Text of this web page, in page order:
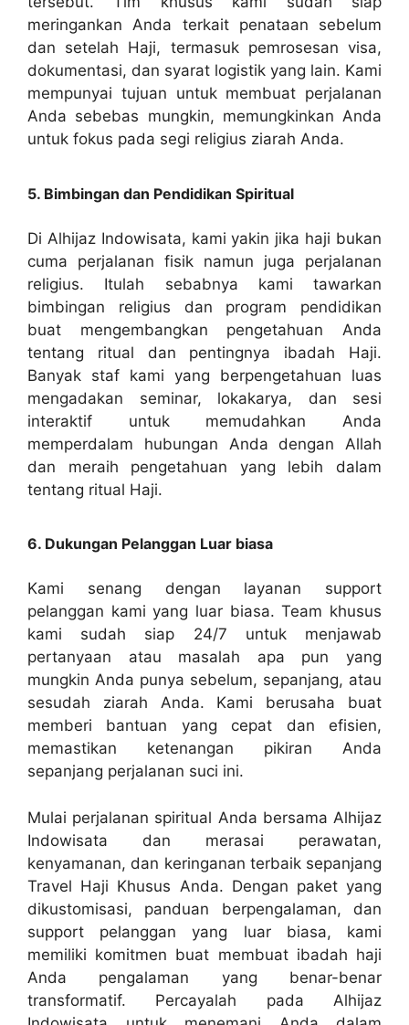
meringankan Anda terkait penataan sebelum
dan setelah Haji, termasuk pemrosesan visa,
dokumentasi, dan syarat logistik yang lain. Kami
mempunyai tujuan untuk membuat perjalanan
Anda sebebas mungkin, memungkinkan Anda
untuk fokus pada segi religius ziarah Anda.
5. Bimbingan dan Pendidikan Spiritual
Di Alhijaz Indowisata, kami yakin jika haji bukan
cuma perjalanan fisik namun juga perjalanan
religius. Itulah sebabnya kami tawarkan
bimbingan religius dan program pendidikan
buat mengembangkan pengetahuan Anda
tentang ritual dan pentingnya ibadah Haji.
Banyak staf kami yang berpengetahuan luas
mengadakan seminar, lokakarya, dan sesi
interaktif untuk memudahkan Anda
memperdalam hubungan Anda dengan Allah
dan meraih pengetahuan yang lebih dalam
tentang ritual Haji.
6. Dukungan Pelanggan Luar biasa
Kami senang dengan layanan support
pelanggan kami yang luar biasa. Team khusus
kami sudah siap 24/7 untuk menjawab
pertanyaan atau masalah apa pun yang
mungkin Anda punya sebelum, sepanjang, atau
sesudah ziarah Anda. Kami berusaha buat
memberi bantuan yang cepat dan efisien,
memastikan ketenangan pikiran Anda
sepanjang perjalanan suci ini.
Mulai perjalanan spiritual Anda bersama Alhijaz
Indowisata dan merasai perawatan,
kenyamanan, dan keringanan terbaik sepanjang
Travel Haji Khusus Anda. Dengan paket yang
dikustomisasi, panduan berpengalaman, dan
support pelanggan yang luar biasa, kami
memiliki komitmen buat membuat ibadah haji
Anda pengalaman yang benar-benar
transformatif. Percayalah pada Alhijaz